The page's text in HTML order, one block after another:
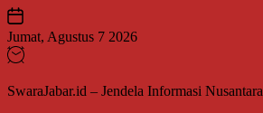
Skip
to
content
Jumat, Agustus 7 2026
SwaraJabar.id – Jendela Informasi Nusantara